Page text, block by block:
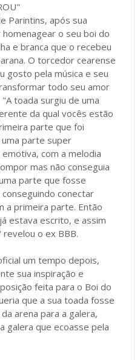
Parintins, após sua
o seu boi do
e branca que o recebeu
O torcedor cearense
gosto pela música e seu
todo seu amor
toada surgiu de uma
da qual vocês estão
parte que foi
parte super
com a melodia
mas não conseguia
parte que fosse
conectar
a primeira parte. Então
estava escrito, e assim
o ex BBB.
um tempo depois,
sua inspiração e
feita para o Boi do
que a sua toada fosse
arena para a galera,
galera que ecoasse pela